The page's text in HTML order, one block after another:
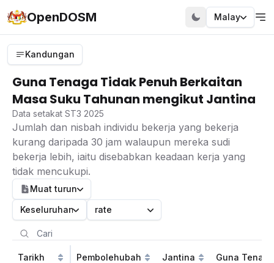
OpenDOSM Malay
Kandungan
Guna Tenaga Tidak Penuh Berkaitan
Masa Suku Tahunan mengikut Jantina
Data setakat ST3 2025
Jumlah dan nisbah individu bekerja yang bekerja
kurang daripada 30 jam walaupun mereka sudi
bekerja lebih, iaitu disebabkan keadaan kerja yang
tidak mencukupi.
Muat turun
Keseluruhan
rate
Tarikh Pembolehubah Jantina Guna